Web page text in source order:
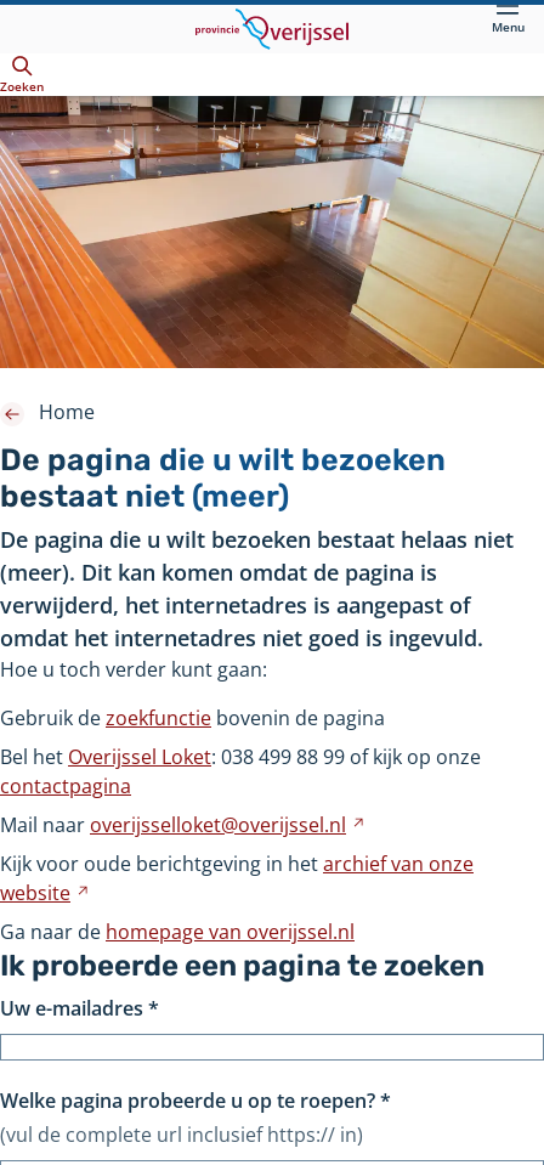
hoofdinhoud
Menu
Zoeken
De pagina die u wilt bezoeken
bestaat niet (meer)
Home
De pagina die u wilt bezoeken bestaat helaas niet
(meer). Dit kan komen omdat de pagina is
verwijderd, het internetadres is aangepast of
omdat het internetadres niet goed is ingevuld.
Hoe u toch verder kunt gaan:
Gebruik dezoekfunctie bovenin de pagina
Bel het Overijssel Loket: 0384998899 of kijk op onze
contactpagina
Mail naar overijsselloket@overijssel.nl
naar
Kijk voor oude berichtgeving in hetarchief van onze
website
naar
andere
website
Ga naar de homepage van overijssel.nl
Ik probeerde een pagina te zoeken
Uw e-mailadres *
Welke pagina probeerde u op te roepen?*
(vul de complete url inclusief https:// in)